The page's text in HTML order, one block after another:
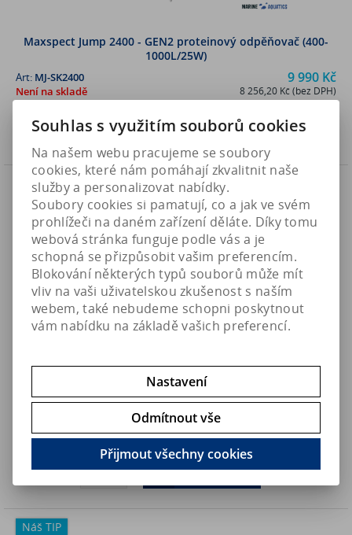
Maxspect Jump 2400 - GEN2 proteinový odpěňovač (400-
1000L/25W)
9 990 Kč
8 256,20 Kč (bez DPH)
Art: MJ-SK2400
Není na skladě
Koupit
Novinka
Náš TIP
Maxspect Jump 2200 - GEN2 proteinový odpěňovač (260-
650L/15W)
6 190,10 Kč (bez DPH)
Skladem
Koupit
Náš TIP
Souhlas s využitím souborů cookies
Na našem webu pracujeme se soubory
cookies, které nám pomáhají zkvalitnit naše
služby a personalizovat nabídky.
Soubory cookies si pamatují, co a jak ve svém
prohlížeči na daném zařízení děláte. Díky tomu
webová stránka funguje podle vás a je
schopná se přizpůsobit vašim preferencím.
Blokování některých typů souborů může mít
vliv na vaši uživatelskou zkušenost s naším
webem, také nebudeme schopni poskytnout
vám nabídku na základě vašich preferencí.
Nastavení
Odmítnout vše
Přijmout všechny cookies